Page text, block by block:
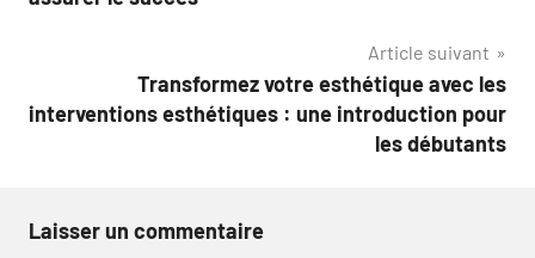
Article suivant
Transformez votre esthétique avec les
interventions esthétiques : une introduction pour
les débutants
Laisser un commentaire